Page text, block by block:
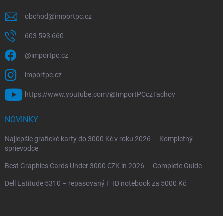
obchod@importpc.cz
603 593 660
@importpc.cz
importpc.cz
https://www.youtube.com/@ImportPCczTachov
NOVINKY
Najlepšie grafické karty do 3000 Kč v roku 2026 — Kompletný
sprievodce
Best Graphics Cards Under 3000 CZK in 2026 — Complete Guide
Dell Latitude 5310 – repasovaný FHD notebook za 5000 Kč